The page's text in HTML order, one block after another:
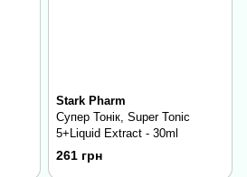
Stark Pharm
Супер Тонік, Super Tonic
5+Liquid Extract - 30ml
261 грн